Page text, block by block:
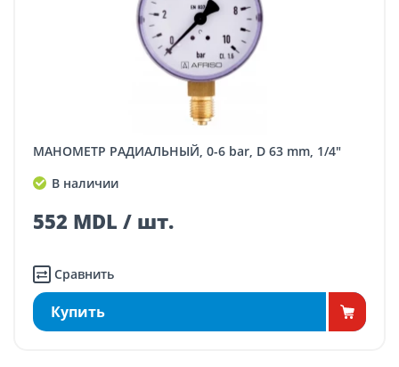
МАНОМЕТР РАДИАЛЬНЫЙ, 0-6 bar, D 63 mm, 1/4"
В наличии
552 MDL / шт.
Сравнить
Купить